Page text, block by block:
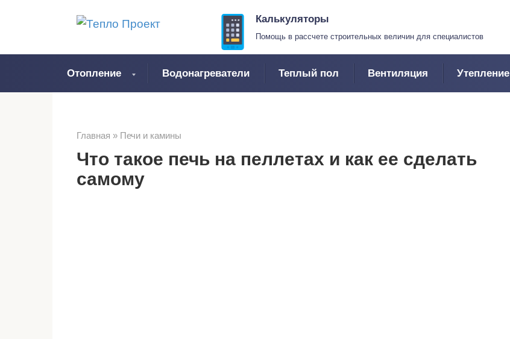
Калькуляторы
Помощь в рассчете строительных величин для специалистов
Отопление Водонагреватели Теплый пол Вентиляция Утепление
Главная » Печи и камины
Что такое печь на пеллетах и как ее сделать
самому